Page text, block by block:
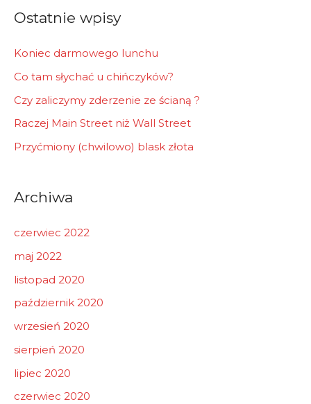
Ostatnie wpisy
Koniec darmowego lunchu
Co tam słychać u chińczyków?
Czy zaliczymy zderzenie ze ścianą ?
Raczej Main Street niż Wall Street
Przyćmiony (chwilowo) blask złota
Archiwa
czerwiec 2022
maj 2022
listopad 2020
październik 2020
wrzesień 2020
sierpień 2020
lipiec 2020
czerwiec 2020